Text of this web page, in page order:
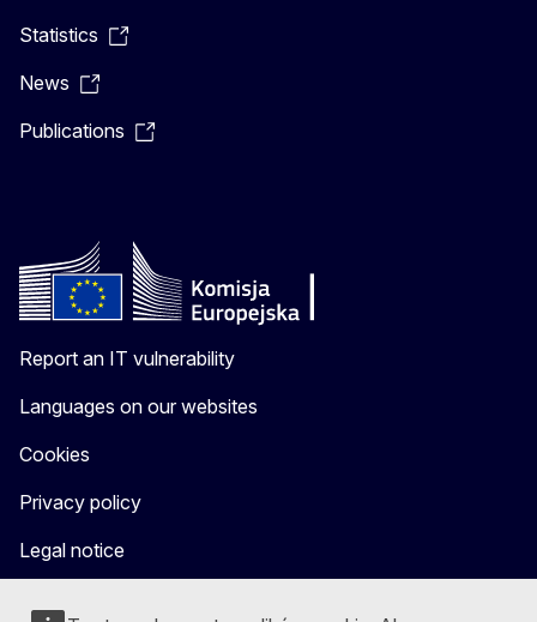
Statistics
News
Publications
Report an IT vulnerability
Languages on our websites
Cookies
Privacy policy
Legal notice